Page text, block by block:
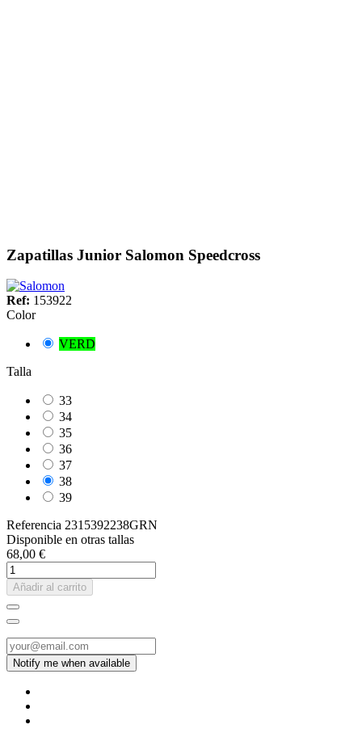
Zapatillas Junior Salomon Speedcross
Ref: 153922
Color
VERD
Talla
33
34
35
36
37
38
39
Referencia 2315392238GRN
Disponible en otras tallas
68,00 €
Añadir al carrito